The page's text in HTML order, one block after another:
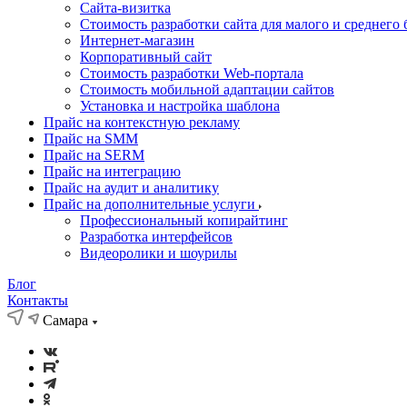
Cайта-визитка
Стоимость разработки сайта для малого и среднего
Интернет-магазин
Корпоративный сайт
Стоимость разработки Web-портала
Стоимость мобильной адаптации сайтов
Установка и настройка шаблона
Прайс на контекстную рекламу
Прайс на SMM
Прайс на SERM
Прайс на интеграцию
Прайс на аудит и аналитику
Прайс на дополнительные услуги
Профессиональный копирайтинг
Разработка интерфейсов
Видеоролики и шоурилы
Блог
Контакты
Самара